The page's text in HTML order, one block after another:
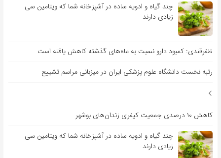
چند گیاه و ادویه ساده در آشپزخانه شما که ویتامین سی
زیادی دارند
ظفرقندی: کمبود دارو نسبت به ماه‌های گذشته کاهش یافته است
رتبه نخست دانشگاه علوم پزشکی ایران در میزبانی مراسم تشییع
کاهش ۱۰ درصدی جمعیت کیفری زندان‌های بوشهر
چند گیاه و ادویه ساده در آشپزخانه شما که ویتامین سی
زیادی دارند